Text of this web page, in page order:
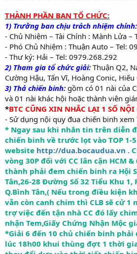
THÀNH PHẦN BAN TỔ CHỨC:
1) Trưởng ban chịu trách nhiệm chính:
- Chủ Nhiệm – Tài Chính : Mành Lửa –
- Phó Chủ Nhiệm : Thuận Auto – Tel:
- Thư ký: Hải – Tel: 0979.268.292
2) Tham gia tổ chức giải: Thuận Q2,
Cường Hậu, Tấn Vĩ, Hoàng Conic,
3) Thả chiến binh: gồm có 01 nài của
và 01 nài khác hội hoặc thành viên
*BTC CŨNG XIN NHẮC LẠI 1 SỐ
- Sử dụng nội quy đua chiến binh xem
* Ngay sau khi nhắn tin trên diễn
chiến binh về trước lọt vào TOP 1-
website http://dua.bocaudua.vn .
vòng 30P đối với CC lân cận HCM
thành phải đem chiến binh ra Hội
Tân,26-28 Đường Số 32 Tiểu Khu 1,
Q.Bình Tân,( Nếu trong điều kiện
vẫn còn canh chim thì CLB sẽ cử 1
trợ việc đến tận nhà CC đó lấy
nhận Tem,Giấy Chứng Nhận Mộc
*Giải 6 đến 10 chủ chiến binh
lúc 18h00 khui thùng đợt 1 thời